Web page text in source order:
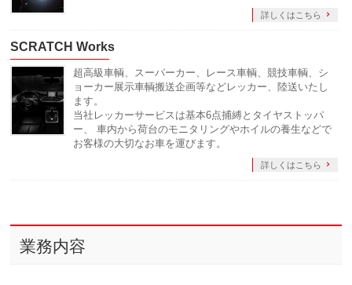
詳しくはこちら
SCRATCH Works
超高級車輌、スーパーカー、レース車輌、競技車輌、シ
ョーカー展示車輌搬送企画等などレッカー、陸送いたし
ます。
当社レッカーサービスは基本6点捕縛とタイヤストッパ
ー、 車内から荷台のモニタリングやホイルの養生などで
お客様の大切なお車を運びます。
詳しくはこちら
業務内容